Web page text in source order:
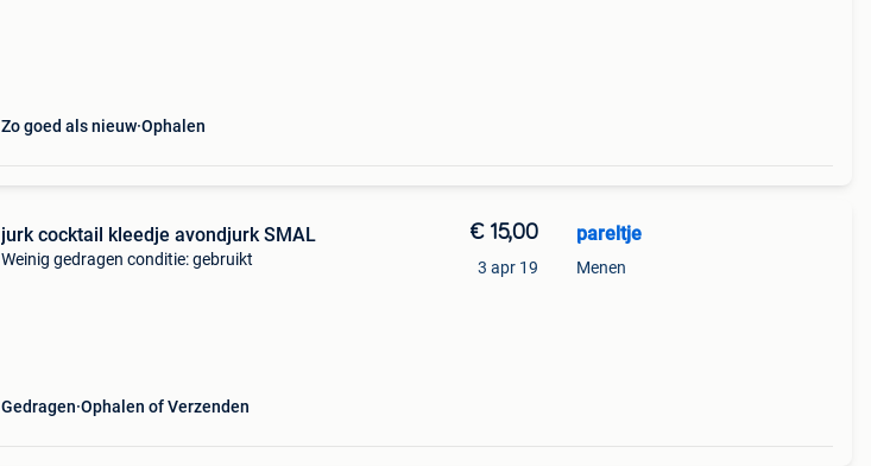
Zo goed als nieuw Ophalen
jurk cocktail kleedje avondjurk SMAL
Weinig gedragen conditie: gebruikt
Gedragen Ophalen of Verzenden
€ 15,00
3 apr 19
pareltje
Menen